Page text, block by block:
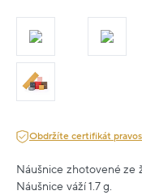
Obdržíte certifikát
Náušnice zhotovené ze
Náušnice váží 1.7 g.